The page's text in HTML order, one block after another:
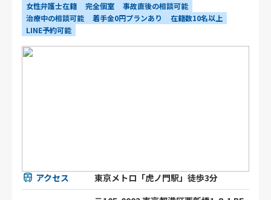
女性弁護士在籍
完全個室
事故直後の相談可能
治療中の相談可能
着手金0円プランあり
在籍数10名以上
LINE予約可能
アクセス 東京メトロ「虎ノ門駅」徒歩3分